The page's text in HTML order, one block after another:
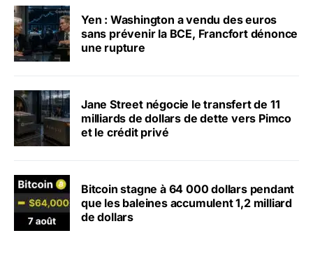
Yen : Washington a vendu des euros
sans prévenir la BCE, Francfort dénonce
une rupture
Jane Street négocie le transfert de 11
milliards de dollars de dette vers Pimco
et le crédit privé
Bitcoin stagne à 64 000 dollars pendant
que les baleines accumulent 1,2 milliard
de dollars